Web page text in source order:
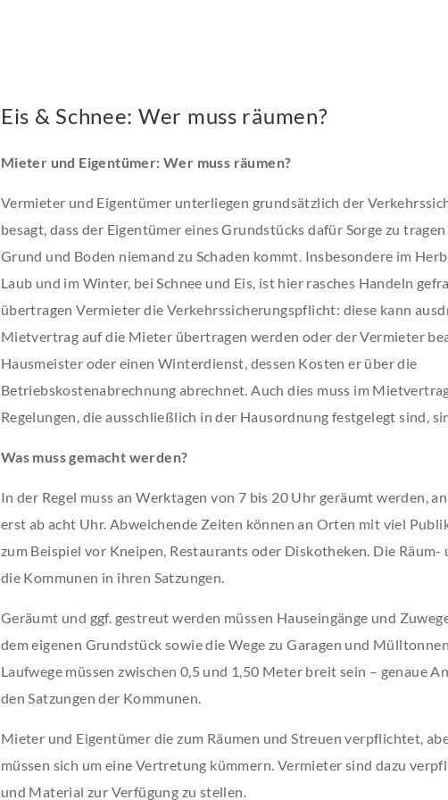
Eis & Schnee: Wer muss räumen?
Mieter und Eigentümer: Wer muss räumen?
Vermieter und Eigentümer unterliegen grundsätzlich der
besagt, dass der Eigentümer eines Grundstücks dafür Sorge zu
Grund und Boden niemand zu Schaden kommt. Insbesondere im
Laub und im Winter, bei Schnee und Eis, ist hier rasches Handeln
übertragen Vermieter die Verkehrssicherungspflicht: diese kann
Mietvertrag auf die Mieter übertragen werden oder der Vermieter
Hausmeister oder einen Winterdienst, dessen Kosten er über die
Betriebskostenabrechnung abrechnet. Auch dies muss im
Regelungen, die ausschließlich in der Hausordnung festgelegt sind,
Was muss gemacht werden?
In der Regel muss an Werktagen von 7 bis 20 Uhr geräumt werden,
erst ab acht Uhr. Abweichende Zeiten können an Orten mit viel
zum Beispiel vor Kneipen, Restaurants oder Diskotheken. Die
die Kommunen in ihren Satzungen.
Geräumt und ggf. gestreut werden müssen Hauseingänge und
dem eigenen Grundstück sowie die Wege zu Garagen und
Laufwege müssen zwischen 0,5 und 1,50 Meter breit sein – genaue
den Satzungen der Kommunen.
Mieter und Eigentümer die zum Räumen und Streuen verpflichtet,
müssen sich um eine Vertretung kümmern. Vermieter sind dazu
und Material zur Verfügung zu stellen.